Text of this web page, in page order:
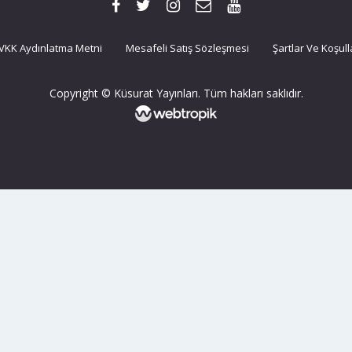
Aydınlatma Metni Mesafeli Satış Sözleşmesi Şartlar Ve
Copyright © Küsurat Yayınları. Tüm hakları saklıdır.